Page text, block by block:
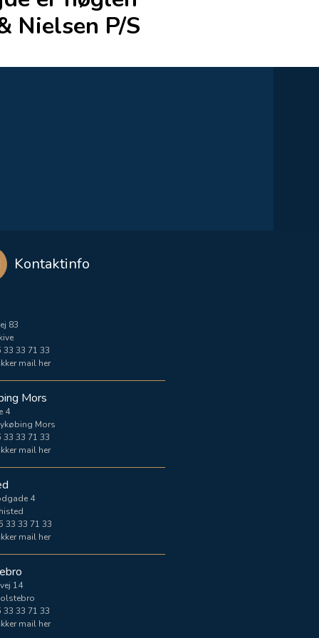
Nielsen P/S
Kontaktinfo
83
33 33 71 33
mail her
Mors
4
Mors
33 33 71 33
mail her
4
33 33 71 33
mail her
14
33 33 71 33
mail her